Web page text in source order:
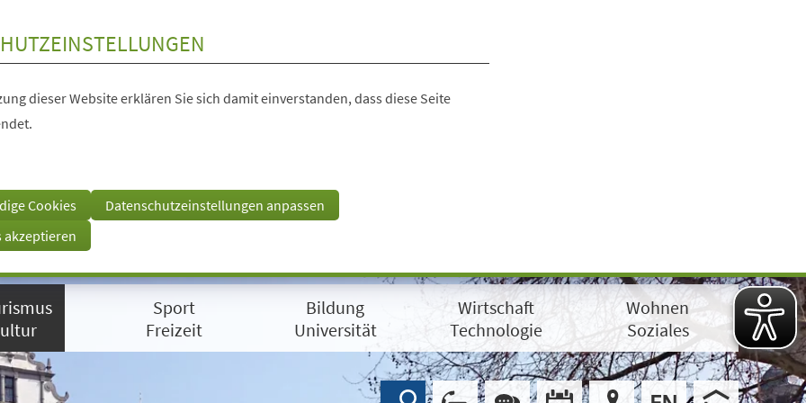
dieser Website erklären Sie sich damit einverstanden, dass diese Seite
Cookies
Datenschutzeinstellungen anpassen
akzeptieren
Sport
Freizeit
Bildung
Universität
Wirtschaft
Technologie
Wohnen
Soziales